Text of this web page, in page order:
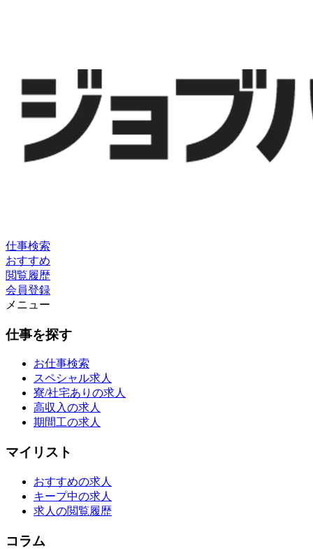
仕事検索
おすすめ
閲覧履歴
会員登録
メニュー
仕事を探す
お仕事検索
スペシャル求人
寮/社宅ありの求人
高収入の求人
期間工の求人
マイリスト
おすすめの求人
キープ中の求人
求人の閲覧履歴
コラム